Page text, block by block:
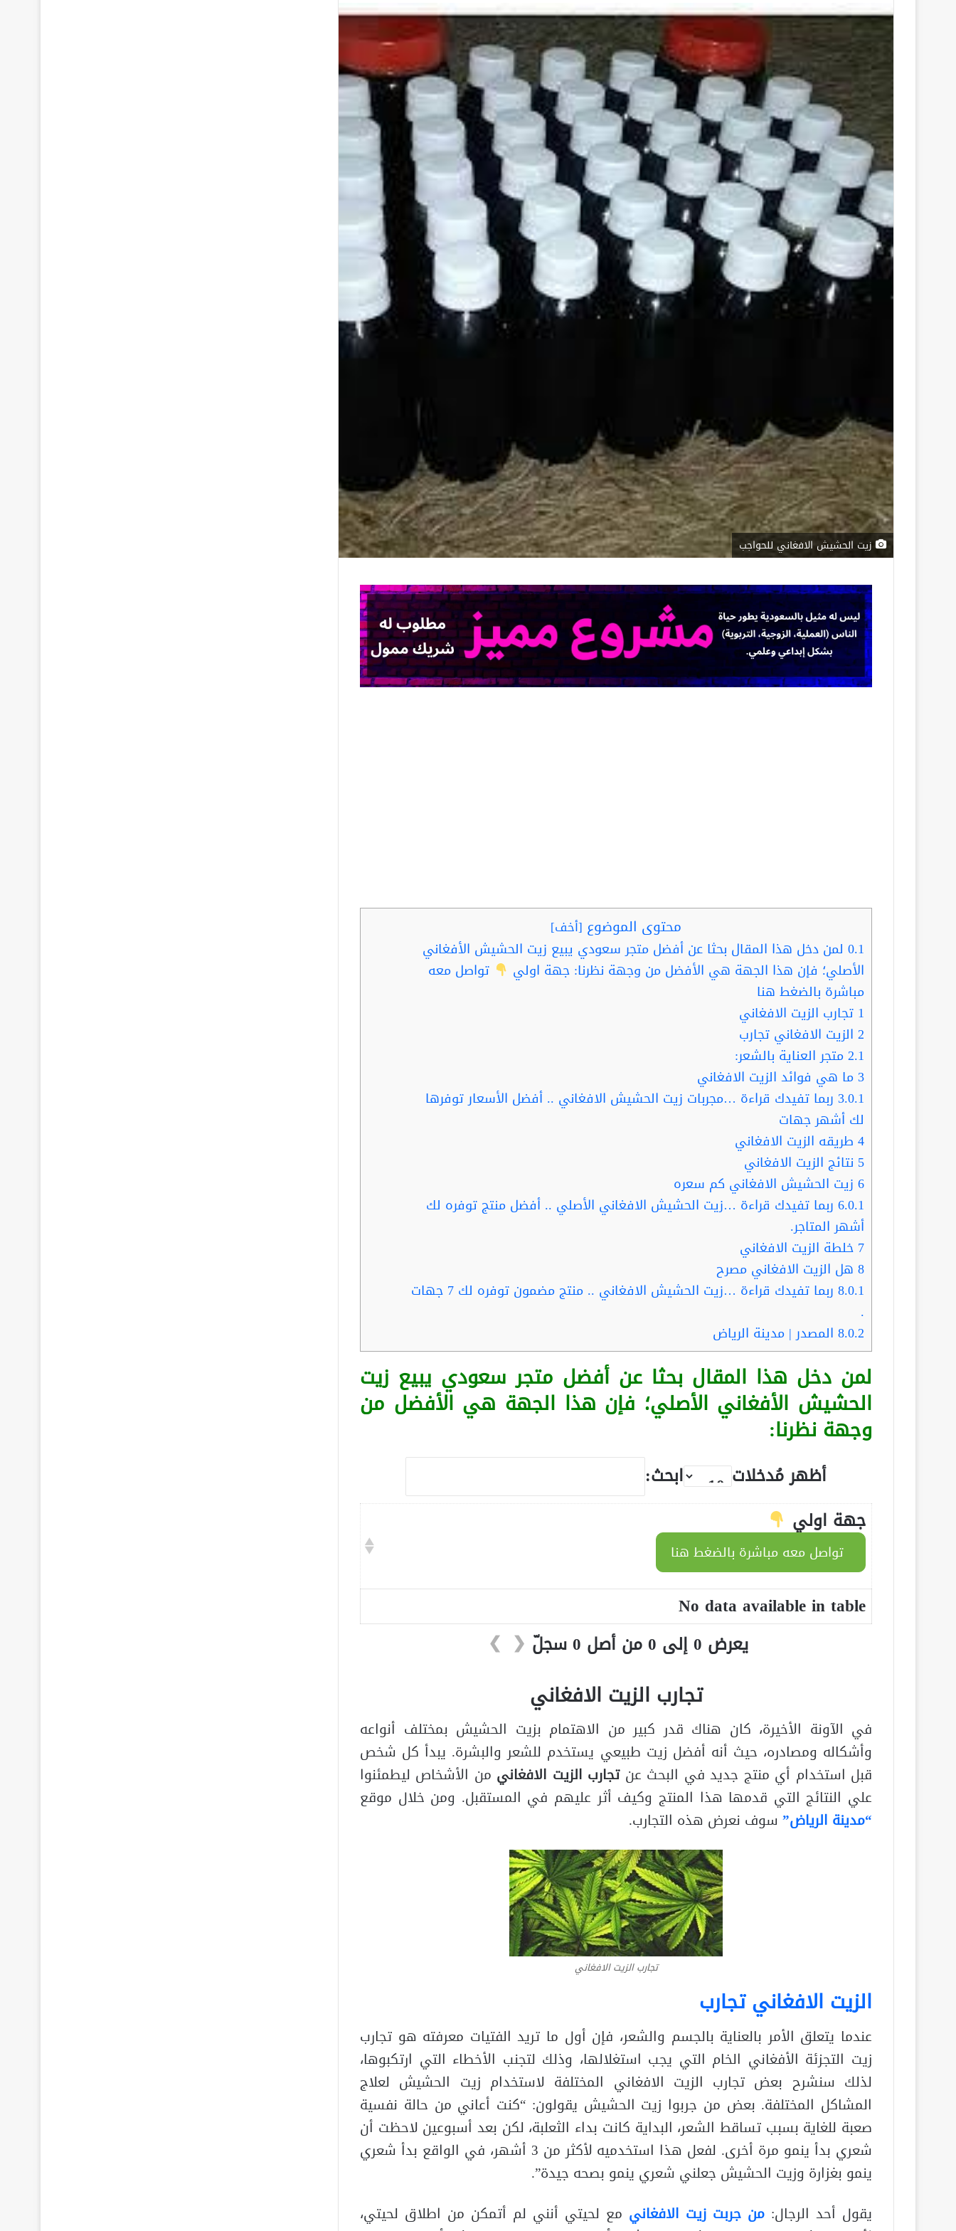
زيت الحشيش الافغاني للحواجب
محتوى الموضوع [أخف]
0.1 لمن دخل هذا المقال بحثا عن أفضل متجر سعودي يبيع زيت الحشيش الأفغاني
الأصلي؛ فإن هذا الجهة هي الأفضل من وجهة نظرنا: جهة اولي
تواصل معه
مباشرة بالضغط هنا
1 تجارب الزيت الافغاني
2 الزيت الافغاني تجارب
2.1متجر العناية بالشعر:
3ما هي فوائد الزيت الافغاني
3.0.1 ربما تفيدك قراءة …مجربات زيت الحشيش الافغاني .. أفضل الأسعار توفرها
لك أشهر جهات
4 طريقه الزيت الافغاني
5 نتائج الزيت الافغاني
6 زيت الحشيش الافغاني كم سعره
6.0.1 ربما تفيدك قراءة …زيت الحشيش الافغاني الأصلي .. أفضل منتج توفره لك
أشهر المتاجر.
7 خلطة الزيت الافغاني
8 هل الزيت الافغاني مصرح
8.0.1
ربما تفيدك قراءة …زيت الحشيش الافغاني .. منتج مضمون توفره لك 7 جهات
.
8.0.2 المصدر | مدينة الرياض
لمن دخل هذا المقال بحثا عن أفضل متجر سعودي يبيع زيت
الحشيش الأفغاني الأصلي؛ فإن هذا الجهة هي الأفضل من
وجهة نظرنا:
أظهر مُدخلات
ابحث:
جهة اولي
تواصل معه مباشرة بالضغط هنا
No data available in table
يعرض 0 إلى 0 من أصل 0 سجلّ
❮
❯
تجارب الزيت الافغاني
في الآونة الأخيرة، كان هناك قدر كبير من الاهتمام بزيت الحشيش بمختلف أنواعه
وأشكاله ومصادره، حيث أنه أفضل زيت طبيعي يستخدم للشعر والبشرة. يبدأ كل شخص
قبل استخدام أي منتج جديد في البحث عنتجارب الزيت الافغاني من الأشخاص ليطمئنوا
علي النتائج التي قدمها هذا المنتج وكيف أثر عليهم في المستقبل. ومن خلال موقع
“مدينة الرياض” سوف نعرض هذه التجارب.
تجارب الزيت الافغاني
الزيت الافغاني تجارب
عندما يتعلق الأمر بالعناية بالجسم والشعر، فإن أول ما تريد الفتيات معرفته هو تجارب
زيت التجزئة الأفغاني الخام التي يجب استغلالها، وذلك لتجنب الأخطاء التي ارتكبوها،
لذلك سنشرح بعض تجارب الزيت الافغاني المختلفة لاستخدام زيت الحشيش لعلاج
المشاكل المختلفة. بعض من جربوا زيت الحشيش يقولون: “كنت أعاني من حالة نفسية
صعبة للغاية بسبب تساقط الشعر، البداية كانت بداء الثعلبة، لكن بعد أسبوعين لاحظت أن
شعري بدأ ينمو مرة أخرى. لفعل هذا استخدميه لأكثر من 3 أشهر، في الواقع بدأ شعري
ينمو بغزارة وزيت الحشيش جعلني شعري ينمو بصحه جيدة”.
يقول أحد الرجال: من جربت زيت الافغاني مع لحيتي أنني لم أتمكن من اطلاق لحيتي،